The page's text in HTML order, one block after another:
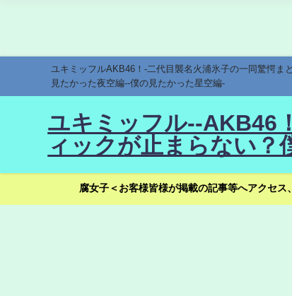
ユキミッフルAKB46！-二代目襲名火浦氷子の一同驚愕
見たかった夜空編--僕の見たかった星空編-
ユキミッフル--AKB46
ィックが止まらない？
腐女子＜お客様皆様が掲載の記事等へアクセ